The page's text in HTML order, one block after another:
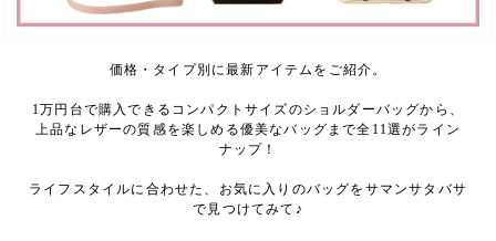
価格・タイプ別に最新アイテムをご紹介。
1万円台で購入できるコンパクトサイズのショルダーバッグから、
上品なレザーの質感を楽しめる優美なバッグまで全11選がライン
ナップ！
ライフスタイルに合わせた、お気に入りのバッグをサマンサタバサ
で見つけてみて♪